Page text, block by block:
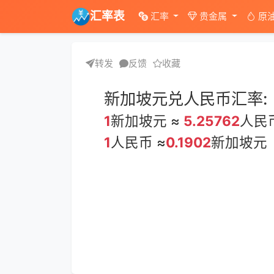
汇率表 汇率 贵金属 原
转发 反馈 收藏
新加坡元兑人民币汇率:
1新加坡元 ≈ 5.25762人民
1人民币 ≈0.1902新加坡元